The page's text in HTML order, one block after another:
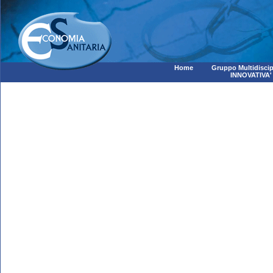
Home
Gruppo
INNOVATIVA'